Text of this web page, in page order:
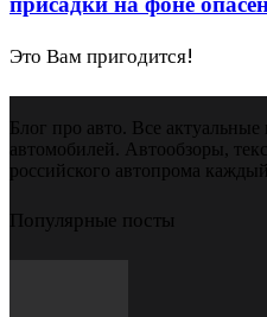
Это Вам пригодится!
Блог про авто. Все
автомобилей. Автообзоры,
российского автопрома
Популярные посты